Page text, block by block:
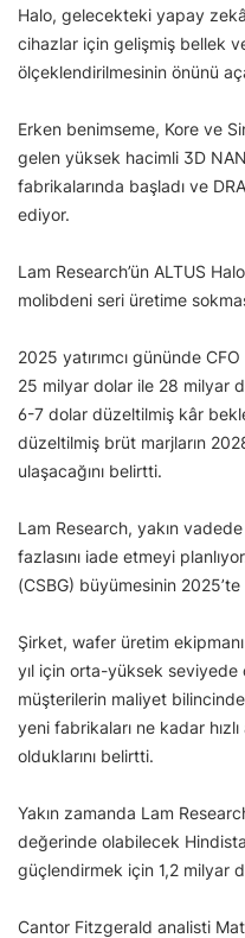
Halo, gelecekteki yapay
cihazlar için gelişmiş bellek
ölçeklendirilmesinin önünü
Erken benimseme, Kore ve
gelen yüksek hacimli 3D
fabrikalarında başladı ve
ediyor.
Lam Research’ün ALTUS
molibdeni seri üretime
2025 yatırımcı gününde
25 milyar dolar ile 28 milyar
6-7 dolar düzeltilmiş kâr
düzeltilmiş brüt marjların
ulaşacağını belirtti.
Lam Research, yakın vadede
fazlasını iade etmeyi
(CSBG) büyümesinin
Şirket, wafer üretim
yıl için orta-yüksek seviyede
müşterilerin maliyet
yeni fabrikaları ne kadar
olduklarını belirtti.
Yakın zamanda Lam
değerinde olabilecek
güçlendirmek için 1,2 milyar
Cantor Fitzgerald analisti